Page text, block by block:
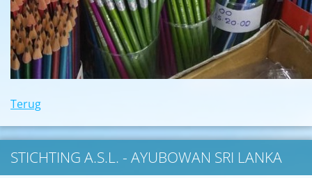
Terug
STICHTING A.S.L. - AYUBOWAN SRI LANKA